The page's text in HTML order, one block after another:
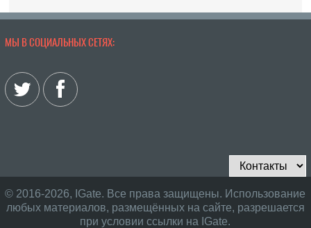
МЫ В СОЦИАЛЬНЫХ СЕТЯХ:
© 2016-2026, IGate. Все права защищены. Использование
любых материалов, размещённых на сайте, разрешается
при условии ссылки на IGate.